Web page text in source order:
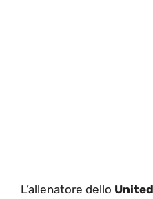
L’allenatore dello United